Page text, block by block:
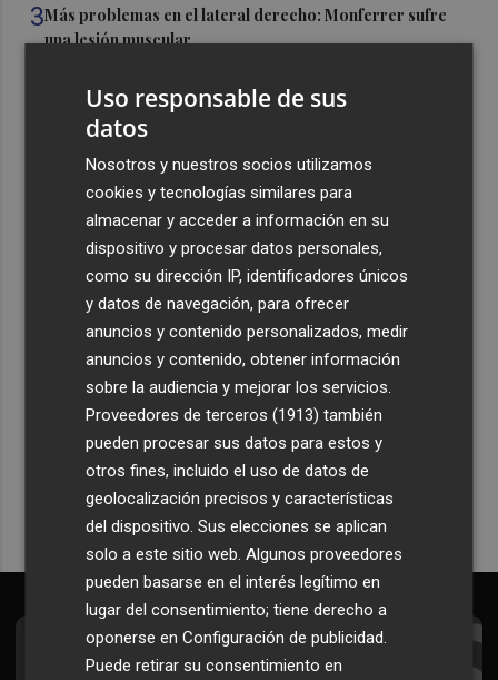
3Más problemas en el lateral derecho: Monferrer sufre
una lesión muscular
urbano y a un hotel de cuatro estrellas en La Manga con
324 habitaciones
Estos son los estrenos que abren la cartelera en agosto:
de la comedia 'El último mono' a una nueva entrega de
'La Patrulla Canina'
Recibe toda la actualidad de
Plaza Podcast en tu correo
Quiero suscribirme
Suscríbete al Boletín
Uso responsable de sus
datos
Nosotros y nuestros socios utilizamos
cookies y tecnologías similares para
almacenar y acceder a información en su
dispositivo y procesar datos personales,
como su dirección IP, identificadores únicos
y datos de navegación, para ofrecer
anuncios y contenido personalizados, medir
anuncios y contenido, obtener información
sobre la audiencia y mejorar los servicios.
Proveedores de terceros (1913) también
pueden procesar sus datos para estos y
otros fines, incluido el uso de datos de
geolocalización precisos y características
del dispositivo. Sus elecciones se aplican
solo a este sitio web. Algunos proveedores
pueden basarse en el interés legítimo en
lugar del consentimiento; tiene derecho a
oponerse enConfiguración de publicidad
Puede retirar su consentimiento en